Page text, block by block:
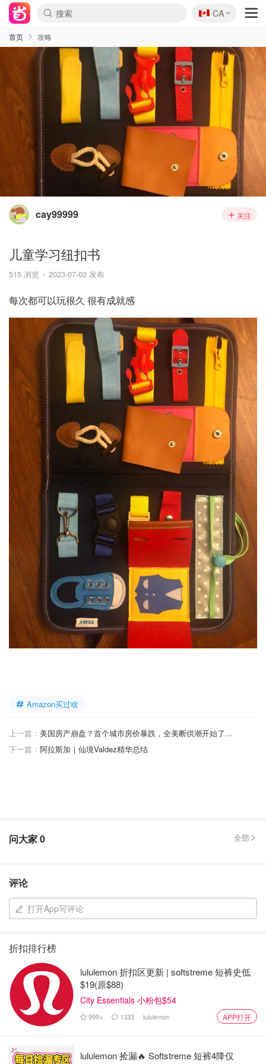
🇨🇦
CA
首页 攻略
cay99999 关注
儿童学习纽扣书
515 浏览 2023-07-02 发布
每次都可以玩很久 很有成就感
Amazon买过啥
上一篇： 美国房产崩盘？首个城市房价暴跌，全美断供潮开始了...
下一篇： 阿拉斯加｜仙境Valdez精华总结
问大家0 全部
评论
打开App写评论
折扣排行榜
lululemon 折扣区更新 | softstreme 短裤史低
$19(原$88)
City Essentials 小粉包$54
999+ 1333 lululemon APP打开
lululemon 捡漏🔥 Softstreme 短裤4降仅